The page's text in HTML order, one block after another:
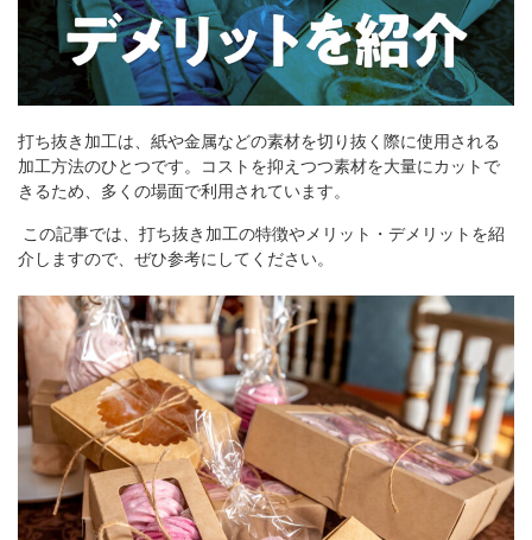
サンプル請求
その他のお問合せ
よくあるご質問
打ち抜き加工は、紙や金属などの素材を切り抜く際に使用される
加工方法のひとつです。コストを抑えつつ素材を大量にカットで
きるため、多くの場面で利用されています。
この記事では、打ち抜き加工の特徴やメリット・デメリットを紹
介しますので、ぜひ参考にしてください。